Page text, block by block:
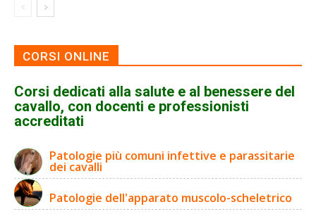
CORSI ONLINE
Corsi dedicati alla salute e al benessere del
cavallo, con docenti e professionisti
accreditati
Patologie più comuni infettive e parassitarie
dei cavalli
Patologie dell'apparato muscolo-scheletrico